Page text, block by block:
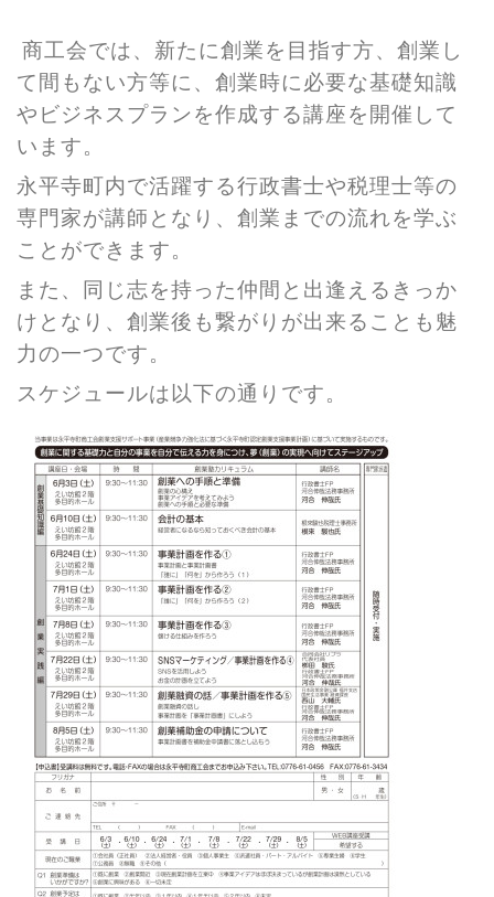
商工会では、新たに創業を目指す方、創業し
て間もない方等に、創業時に必要な基礎知識
やビジネスプランを作成する講座を開催して
います。
永平寺町内で活躍する行政書士や税理士等の
専門家が講師となり、創業までの流れを学ぶ
ことができます。
また、同じ志を持った仲間と出逢えるきっか
けとなり、創業後も繋がりが出来ることも魅
力の一つです。
スケジュールは以下の通りです。